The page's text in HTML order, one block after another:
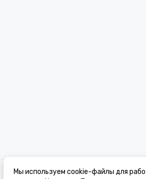
Мы используем cookie-файлы для